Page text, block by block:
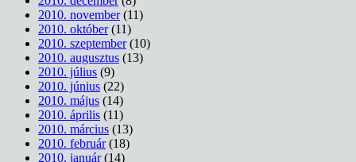
2010. november(11)
2010. október(11)
2010. szeptember(10)
2010. augusztus (13)
2010. július (9)
2010. június (22)
2010. május (14)
2010. április (11)
2010. március (13)
2010. február(18)
2010. január(14)